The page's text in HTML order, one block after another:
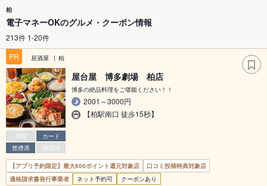
柏
電子マネーOKのグルメ・クーポン情報
213件 1-20件
PR
居酒屋 柏
個室
カード
禁煙席
喫煙席
屋台屋 博多劇場 柏店
博多の絶品料理をご堪能ください！！
2001～3000円
【柏駅南口 徒歩15秒】
【アプリ予約限定】最大800ポイント還元対象店
口コミ投稿特典対象店
適格請求書発行事業者
ネット予約可 クーポンあり